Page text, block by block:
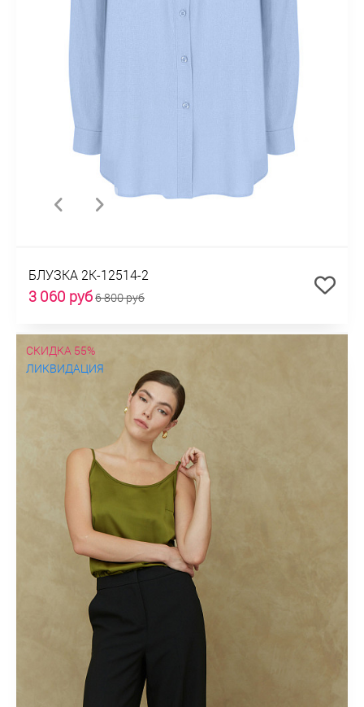
БЛУЗКА 2К-12514-2
3 060 руб6 800 руб
СКИДКА 55%
ЛИКВИДАЦИЯ